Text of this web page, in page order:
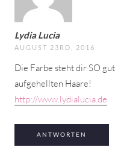
Lydia Lucia
AUGUST 23RD, 2016
Die Farbe steht dir SO
aufgehellten Haare!
http://www.lydialucia.de
ANTWORTEN